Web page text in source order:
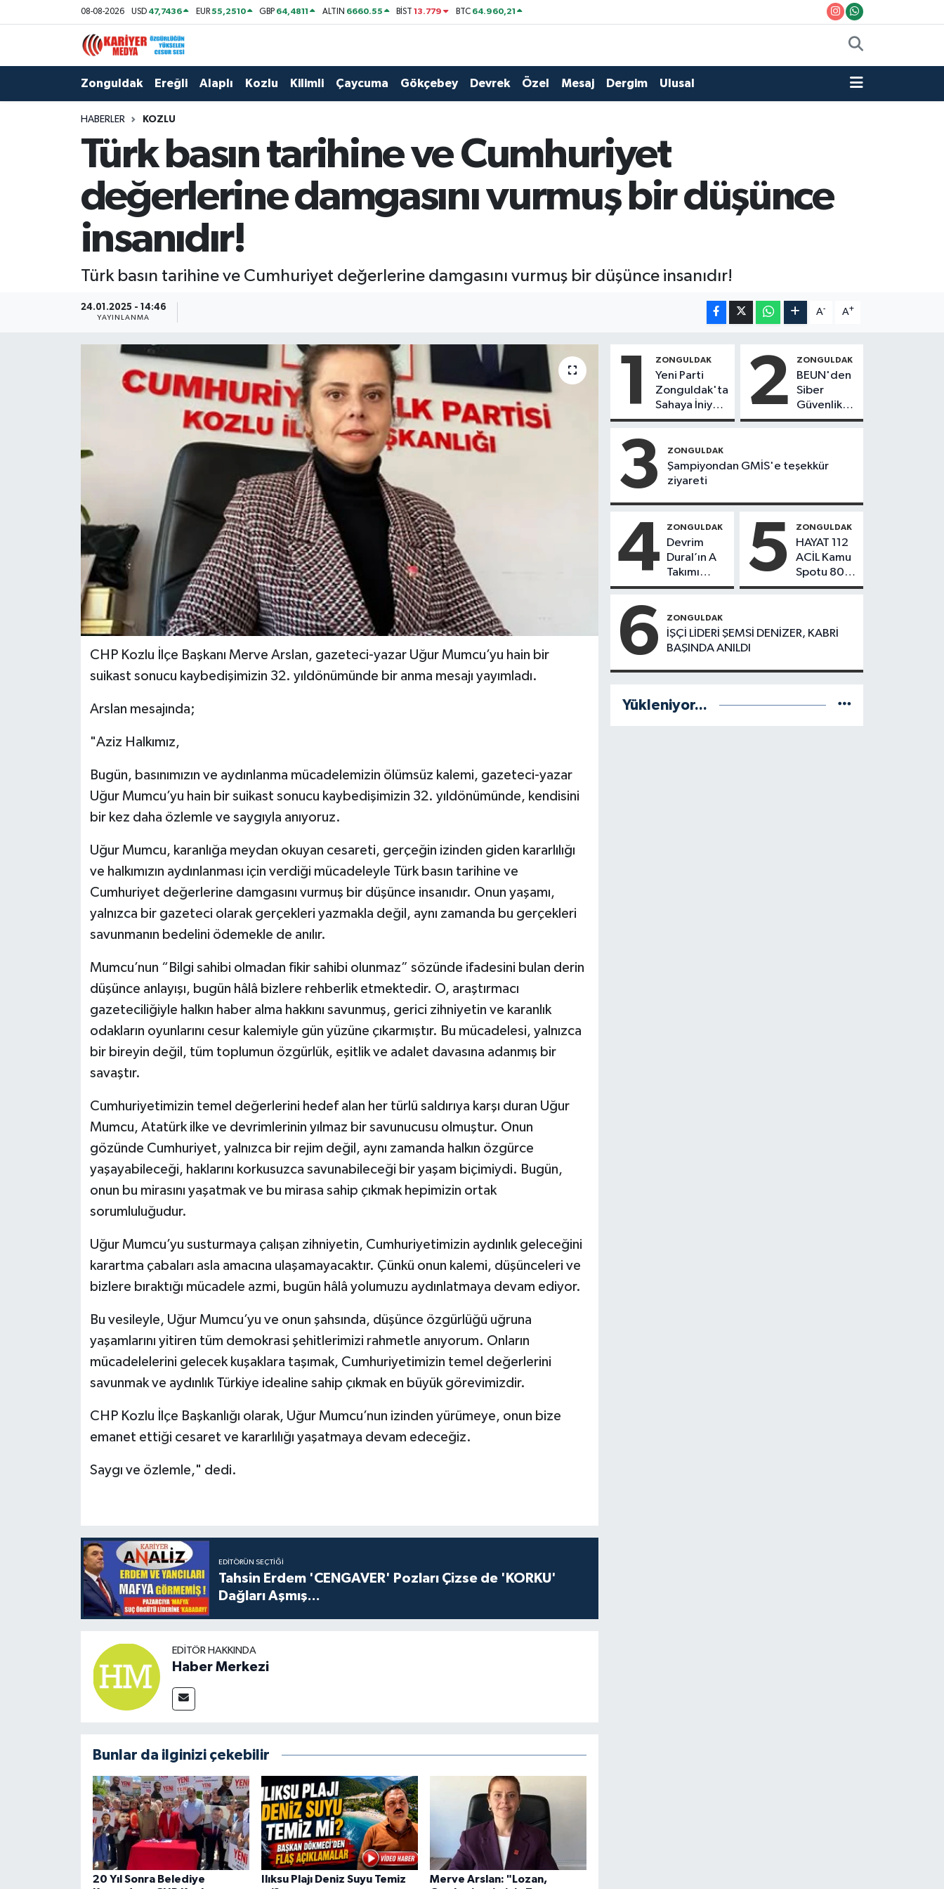
08-08-2026 USD 47,7436 EUR55,2510 GBP 64,4811 ALTIN 6660.55 BİST13.779 BTC 64.960,21
Zonguldak Ereğli Alaplı Kozlu Kilimli Çaycuma Gökçebey Devrek Özel Mesaj Dergim Ulusal
HABERLER KOZLU
Türk basın tarihine ve Cumhuriyet
değerlerine damgasını vurmuş bir düşünce
insanıdır!
Türk basın tarihine ve Cumhuriyet değerlerine damgasını vurmuş bir düşünce insanıdır!
24.01.2025 - 14:46
YAYINLANMA
A- A+
CHP Kozlu İlçe Başkanı Merve Arslan, gazeteci-yazar Uğur Mumcu’yu hain bir
suikast sonucu kaybedişimizin 32. yıldönümünde bir anma mesajı yayımladı.
Arslan mesajında;
"Aziz Halkımız,
Bugün, basınımızın ve aydınlanma mücadelemizin ölümsüz kalemi, gazeteci-yazar
Uğur Mumcu’yu hain bir suikast sonucu kaybedişimizin 32. yıldönümünde, kendisini
bir kez daha özlemle ve saygıyla anıyoruz.
Uğur Mumcu, karanlığa meydan okuyan cesareti, gerçeğin izinden giden kararlılığı
ve halkımızın aydınlanması için verdiği mücadeleyle Türk basın tarihine ve
Cumhuriyet değerlerine damgasını vurmuş bir düşünce insanıdır. Onun yaşamı,
yalnızca bir gazeteci olarak gerçekleri yazmakla değil, aynı zamanda bu gerçekleri
savunmanın bedelini ödemekle de anılır.
Mumcu’nun “Bilgi sahibi olmadan fikir sahibi olunmaz” sözünde ifadesini bulan derin
düşünce anlayışı, bugün hâlâ bizlere rehberlik etmektedir. O, araştırmacı
gazeteciliğiyle halkın haber alma hakkını savunmuş, gerici zihniyetin ve karanlık
odakların oyunlarını cesur kalemiyle gün yüzüne çıkarmıştır. Bu mücadelesi, yalnızca
bir bireyin değil, tüm toplumun özgürlük, eşitlik ve adalet davasına adanmış bir
savaştır.
Cumhuriyetimizin temel değerlerini hedef alan her türlü saldırıya karşı duran Uğur
Mumcu, Atatürk ilke ve devrimlerinin yılmaz bir savunucusu olmuştur. Onun
gözünde Cumhuriyet, yalnızca bir rejim değil, aynı zamanda halkın özgürce
yaşayabileceği, haklarını korkusuzca savunabileceği bir yaşam biçimiydi. Bugün,
onun bu mirasını yaşatmak ve bu mirasa sahip çıkmak hepimizin ortak
sorumluluğudur.
Uğur Mumcu’yu susturmaya çalışan zihniyetin, Cumhuriyetimizin aydınlık geleceğini
karartma çabaları asla amacına ulaşamayacaktır. Çünkü onun kalemi, düşünceleri ve
bizlere bıraktığı mücadele azmi, bugün hâlâ yolumuzu aydınlatmaya devam ediyor.
Bu vesileyle, Uğur Mumcu’yu ve onun şahsında, düşünce özgürlüğü uğruna
yaşamlarını yitiren tüm demokrasi şehitlerimizi rahmetle anıyorum. Onların
mücadelelerini gelecek kuşaklara taşımak, Cumhuriyetimizin temel değerlerini
savunmak ve aydınlık Türkiye idealine sahip çıkmak en büyük görevimizdir.
CHP Kozlu İlçe Başkanlığı olarak, Uğur Mumcu’nun izinden yürümeye, onun bize
emanet ettiği cesaret ve kararlılığı yaşatmaya devam edeceğiz.
Saygı ve özlemle," dedi.
EDITÖRÜN SEÇTIĞI
Tahsin Erdem 'CENGAVER' Pozları Çizse de 'KORKU'
Dağları Aşmış...
EDITÖR HAKKINDA
Haber Merkezi
Bunlar da ilginizi çekebilir
20 Yıl Sonra Belediye
Ilıksu Plajı Deniz Suyu Temiz
Merve Arslan: "Lozan,
1 ZONGULDAK
Yeni Parti
Zonguldak'ta
Sahaya İniyor!
8 İlçede
Başkanlar
Göreve
Başladı
2 ZONGULDAK
BEUN'den
Siber
Güvenlik
Hamlesi
3 ZONGULDAK
Şampiyondan GMİS'e teşekkür
ziyareti
4 ZONGULDAK
Devrim
Dural’ın A
Takımı
Göreve
Yönetimde
Kimler Var?
5 ZONGULDAK
HAYAT 112
ACİL Kamu
Spotu 800
bin
6 ZONGULDAK
İŞÇİ LİDERİ ŞEMSİ DENİZER, KABRİ
BAŞINDA ANILDI
Yükleniyor...
Zonguldak
Çaycuma
Gökçebey
Zonguldak Nöbetçi Eczaneler
Zonguldak Hava Durumu
Zonguldak Namaz Vakitleri
Zonguldak Trafik Yoğunluk Haritası
Puan Durumu ve Fikstür
Tüm Manşetler
Son Dakika Haberleri
Haber Arşivi